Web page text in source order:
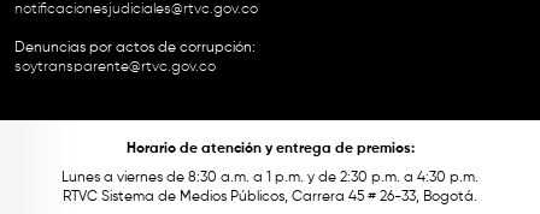
notificacionesjudiciales@rtvc.gov.co
Denuncias por actos de corrupción:
soytransparente@rtvc.gov.co
Horario de atención y entrega de premios:
Lunes a viernes de 8:30 a.m. a 1 p.m. y de 2:30 p.m. a 4:30 p.m.
RTVC Sistema de Medios Públicos, Carrera 45 # 26-33, Bogotá.